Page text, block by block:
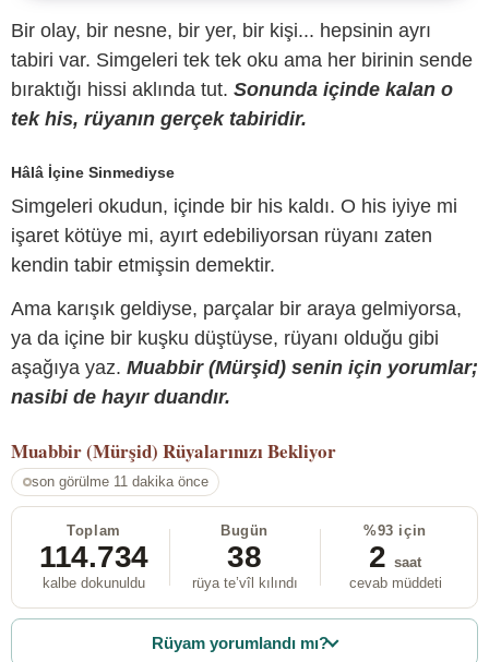
Bir olay, bir nesne, bir yer, bir kişi... hepsinin ayrı
tabiri var. Simgeleri tek tek oku ama her birinin sende
bıraktığı hissi aklında tut. Sonunda içinde kalan o
tek his, rüyanın gerçek tabiridir.
Hâlâ İçine Sinmediyse
Simgeleri okudun, içinde bir his kaldı. O his iyiye mi
işaret kötüye mi, ayırt edebiliyorsan rüyanı zaten
kendin tabir etmişsin demektir.
Ama karışık geldiyse, parçalar bir araya gelmiyorsa,
ya da içine bir kuşku düştüyse, rüyanı olduğu gibi
aşağıya yaz. Muabbir (Mürşid) senin için yorumlar;
nasibi de hayır duandır.
Muabbir (Mürşid) Rüyalarınızı Bekliyor
son görülme 11 dakika önce
Toplam
114.734
kalbe dokunuldu
Bugün
38
rüya te’vîl kılındı
%93 için
2 saat
cevab müddeti
Rüyam yorumlandı mı?